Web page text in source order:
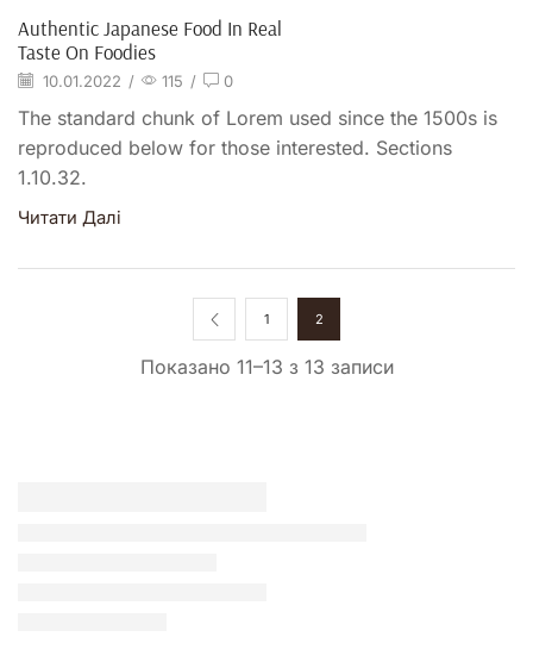
Authentic Japanese Food In Real
Taste On Foodies
10.01.2022 / 115 / 0
The standard chunk of Lorem used since the 1500s is
reproduced below for those interested. Sections
1.10.32.
Читати Далі
Показано 11–13 з 13 записи
1 2